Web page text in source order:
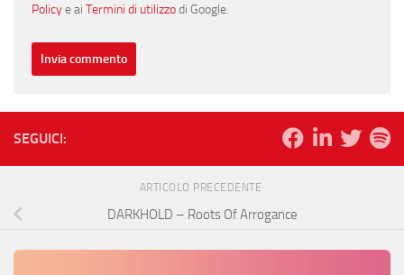
Policye ai Termini di utilizzodi Google.
SEGUICI:
ARTICOLO PRECEDENTE
DARKHOLD – Roots Of Arrogance